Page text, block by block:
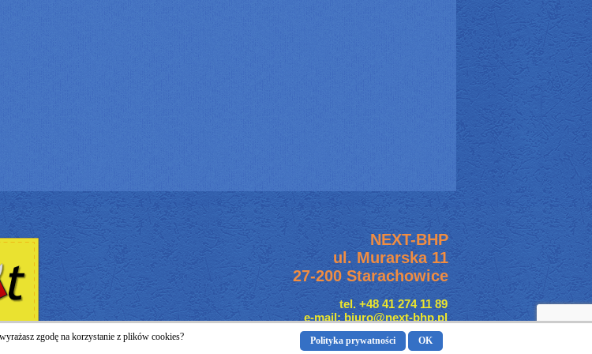
NEXT-BHP
ul. Murarska 11
27-200 Starachowice
tel. +48 41 274 11 89
e-mail: biuro@next-bhp.pl
zgodę na korzystanie z plików cookies? Polityka prywatności OK